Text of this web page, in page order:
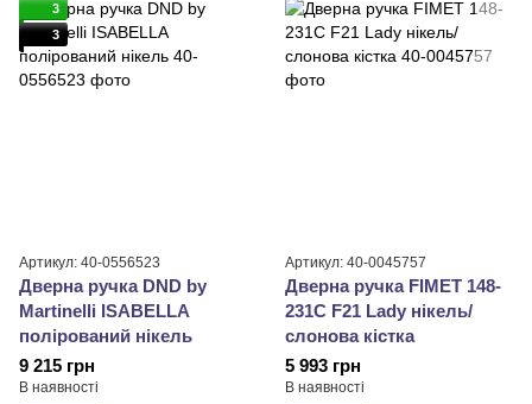
3
3
Артикул: 40-0556523
Дверна ручка DND by
Martinelli ISABELLA
полірований нікель
9 215 грн
В наявності
Артикул: 40-0045757
Дверна ручка FIMET 148-
231C F21 Lady нікель/
слонова кістка
5 993 грн
В наявності